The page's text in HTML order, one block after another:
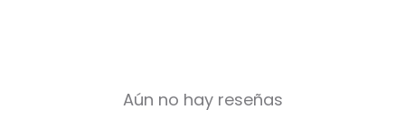
Aún no hay reseñas